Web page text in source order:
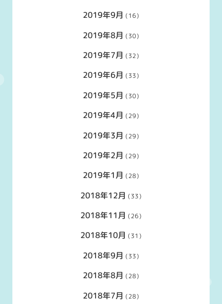
2019年9月 (16)
2019年8月 (30)
2019年7月 (32)
2019年6月 (33)
2019年5月 (30)
2019年4月 (29)
2019年3月 (29)
2019年2月 (29)
2019年1月 (28)
2018年12月 (33)
2018年11月 (26)
2018年10月 (31)
2018年9月 (33)
2018年8月 (28)
2018年7月 (28)